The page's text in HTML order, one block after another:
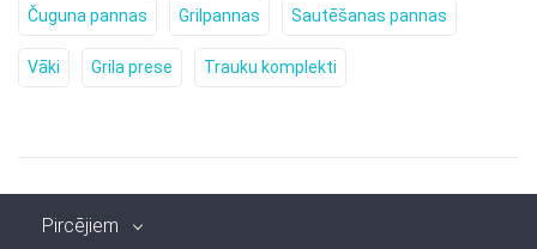
Čuguna pannas Grilpannas Sautēšanas pannas
Vāki Grila prese Trauku komplekti
Pircējiem